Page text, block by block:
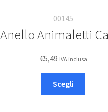
00145
Anello Animaletti
€5,49 IVA inclusa
Scegli